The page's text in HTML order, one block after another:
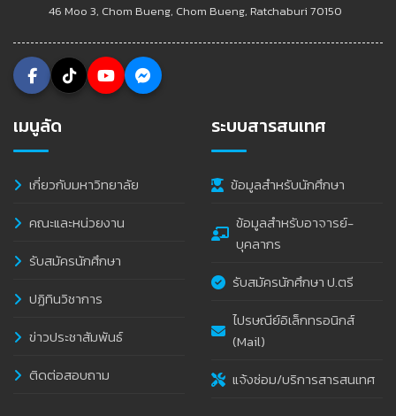
46 Moo 3, Chom Bueng, Chom Bueng, Ratchaburi 70150
เมนูลัด
เกี่ยวกับมหาวิทยาลัย
คณะและหน่วยงาน
รับสมัครนักศึกษา
ปฏิทินวิชาการ
ข่าวประชาสัมพันธ์
ติดต่อสอบถาม
ระบบสารสนเทศ
ข้อมูลสำหรับนักศึกษา
ข้อมูลสำหรับอาจารย์-
บุคลากร
รับสมัครนักศึกษา ป.ตรี
ไปรษณีย์อิเล็กทรอนิกส์
(Mail)
แจ้งซ่อม/บริการสารสนเทศ